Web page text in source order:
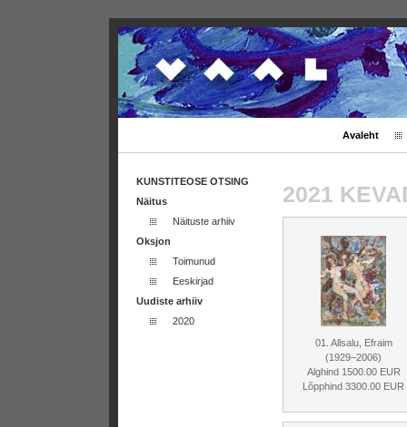
Avaleht
KUNSTITEOSE OTSING
Näitus
Näituste arhiiv
Oksjon
Toimunud
Eeskirjad
Uudiste arhiiv
2020
2021
01. Allsalu, Efraim
(1929–2006)
Alghind 1500.00 EUR
Lõpphind 3300.00 EUR